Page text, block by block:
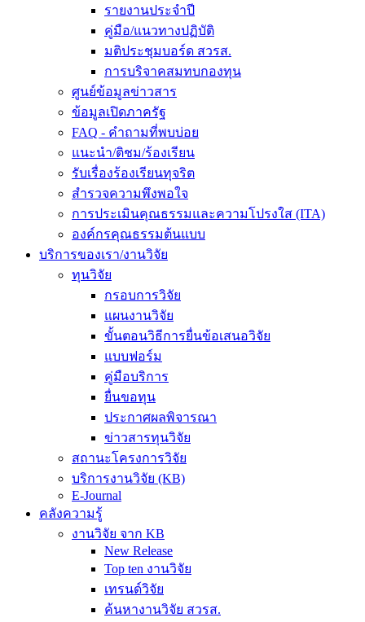
รายงานประจำปี
คู่มือ/แนวทางปฏิบัติ
มติประชุมบอร์ด สวรส.
การบริจาคสมทบกองทุน
ศูนย์ข้อมูลข่าวสาร
ข้อมูลเปิดภาครัฐ
FAQ - คำถามที่พบบ่อย
แนะนำ/ติชม/ร้องเรียน
รับเรื่องร้องเรียนทุจริต
สำรวจความพึงพอใจ
การประเมินคุณธรรมและความโปรงใส (ITA)
องค์กรคุณธรรมต้นแบบ
บริการของเรา/งานวิจัย
ทุนวิจัย
กรอบการวิจัย
แผนงานวิจัย
ขั้นตอนวิธีการยื่นข้อเสนอวิจัย
แบบฟอร์ม
คู่มือบริการ
ยื่นขอทุน
ประกาศผลพิจารณา
ข่าวสารทุนวิจัย
สถานะโครงการวิจัย
บริการงานวิจัย (KB)
E-Journal
คลังความรู้
งานวิจัย จาก KB
New Release
Top ten งานวิจัย
เทรนด์วิจัย
ค้นหางานวิจัย สวรส.